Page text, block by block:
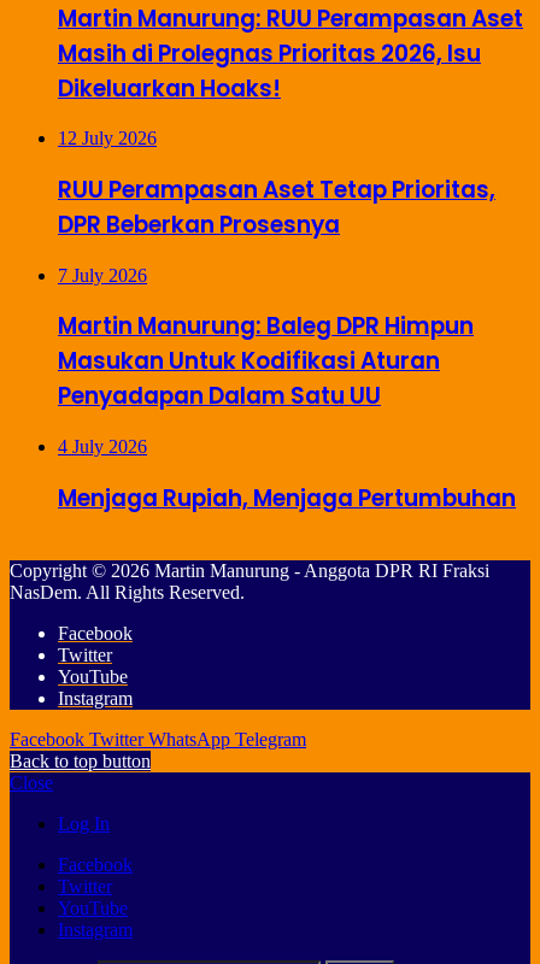
Martin Manurung: RUU Perampasan Aset
Masih di Prolegnas Prioritas 2026, Isu
Dikeluarkan Hoaks!
12 July 2026
RUU Perampasan Aset Tetap Prioritas,
DPR Beberkan Prosesnya
7 July 2026
Martin Manurung: Baleg DPR Himpun
Masukan Untuk Kodifikasi Aturan
Penyadapan Dalam Satu UU
4 July 2026
Menjaga Rupiah, Menjaga Pertumbuhan
Copyright © 2026 Martin Manurung - Anggota DPR RI Fraksi
NasDem. All Rights Reserved.
Facebook
Twitter
YouTube
Instagram
Facebook Twitter WhatsApp Telegram
Back to top button
Close
Log In
Facebook
Twitter
YouTube
Instagram